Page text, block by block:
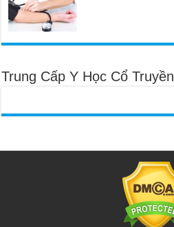
Trung Cấp Y Học Cổ Truyền